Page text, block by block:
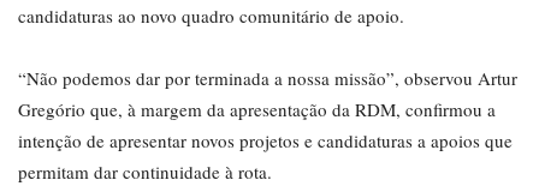
candidaturas ao novo quadro comunitário de apoio.
“Não podemos dar por terminada a nossa missão”, observou Artur
Gregório que, à margem da apresentação da RDM, confirmou a
intenção de apresentar novos projetos e candidaturas a apoios que
permitam dar continuidade à rota.